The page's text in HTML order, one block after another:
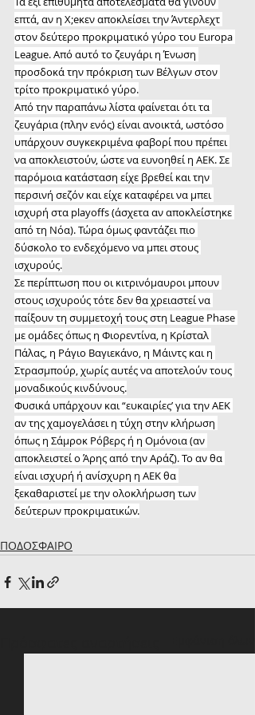
επτά, αν η Χ;eκεν αποκλείσει την Άντερλεχτ
στον δεύτερο προκριματικό γύρο του Europa
League. Από αυτό το ζευγάρι η Ένωση
προσδοκά την πρόκριση των Βέλγων στον
τρίτο προκριματικό γύρο.
Από την παραπάνω λίστα φαίνεται ότι τα
ζευγάρια (πλην ενός) είναι ανοικτά, ωστόσο
υπάρχουν συγκεκριμένα φαβορί που πρέπει
να αποκλειστούν, ώστε να ευνοηθεί η ΑΕΚ. Σε
παρόμοια κατάσταση είχε βρεθεί και την
περσινή σεζόν και είχε καταφέρει να μπει
ισχυρή στα playoffs (άσχετα αν αποκλείστηκε
από τη Νόα). Τώρα όμως φαντάζει πιο
δύσκολο το ενδεχόμενο να μπει στους
ισχυρούς.
Σε περίπτωση που οι κιτρινόμαυροι μπουν
στους ισχυρούς τότε δεν θα χρειαστεί να
παίξουν τη συμμετοχή τους στη League Phase
με ομάδες όπως η Φιορεντίνα, η Κρίσταλ
Πάλας, η Ράγιο Βαγιεκάνο, η Μάιντς και η
Στρασμπούρ, χωρίς αυτές να αποτελούν τους
μοναδικούς κινδύνους.
Φυσικά υπάρχουν και “ευκαιρίες’ για την ΑΕΚ
αν της χαμογελάσει η τύχη στην κλήρωση
όπως η Σάμροκ Ρόβερς ή η Ομόνοια (αν
αποκλειστεί ο Άρης από την Αράζ). Το αν θα
είναι ισχυρή ή ανίσχυρη η ΑΕΚ θα
ξεκαθαριστεί με την ολοκλήρωση των
δεύτερων προκριματικών.
ΠΟΔΟΣΦΑΙΡΟ